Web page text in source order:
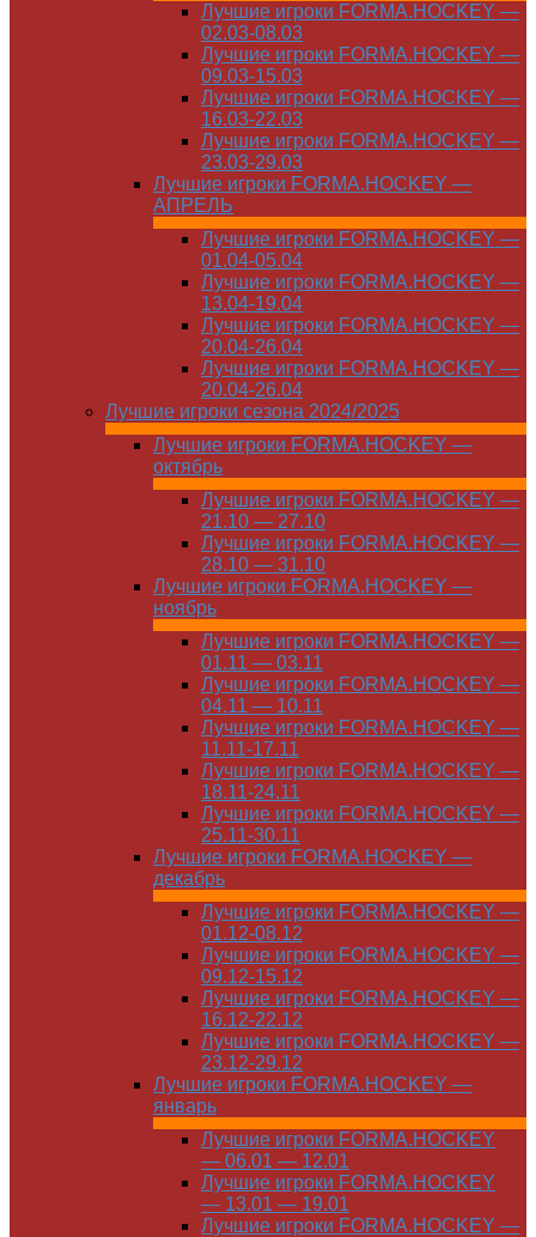
Лучшие игроки FORMA.HOCKEY —
02.03-08.03
Лучшие игроки FORMA.HOCKEY —
09.03-15.03
Лучшие игроки FORMA.HOCKEY —
16.03-22.03
Лучшие игроки FORMA.HOCKEY —
23.03-29.03
Лучшие игроки FORMA.HOCKEY —
АПРЕЛЬ
Лучшие игроки FORMA.HOCKEY —
01.04-05.04
Лучшие игроки FORMA.HOCKEY —
13.04-19.04
Лучшие игроки FORMA.HOCKEY —
20.04-26.04
Лучшие игроки FORMA.HOCKEY —
20.04-26.04
Лучшие игроки сезона 2024/2025
Лучшие игроки FORMA.HOCKEY —
октябрь
Лучшие игроки FORMA.HOCKEY —
21.10 — 27.10
Лучшие игроки FORMA.HOCKEY —
28.10 — 31.10
Лучшие игроки FORMA.HOCKEY —
ноябрь
Лучшие игроки FORMA.HOCKEY —
01.11 — 03.11
Лучшие игроки FORMA.HOCKEY —
04.11 — 10.11
Лучшие игроки FORMA.HOCKEY —
11.11-17.11
Лучшие игроки FORMA.HOCKEY —
18.11-24.11
Лучшие игроки FORMA.HOCKEY —
25.11-30.11
Лучшие игроки FORMA.HOCKEY —
декабрь
Лучшие игроки FORMA.HOCKEY —
01.12-08.12
Лучшие игроки FORMA.HOCKEY —
09.12-15.12
Лучшие игроки FORMA.HOCKEY —
16.12-22.12
Лучшие игроки FORMA.HOCKEY —
23.12-29.12
Лучшие игроки FORMA.HOCKEY —
январь
Лучшие игроки FORMA.HOCKEY
— 06.01 — 12.01
Лучшие игроки FORMA.HOCKEY
— 13.01 — 19.01
Лучшие игроки FORMA.HOCKEY —